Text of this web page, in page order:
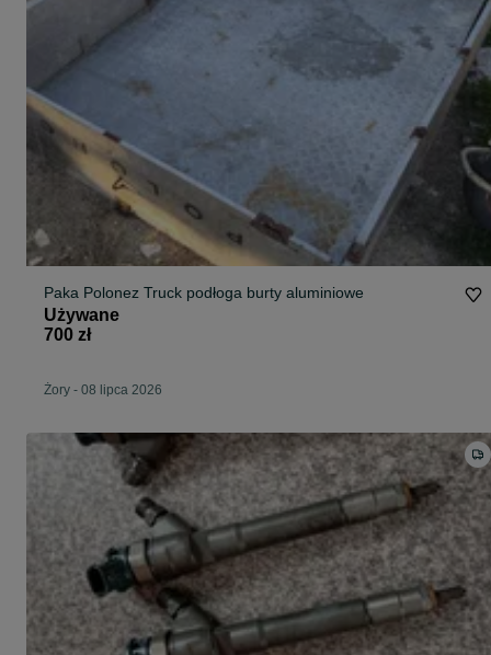
Paka Polonez Truck podłoga burty aluminiowe
Używane
700 zł
Żory - 08 lipca 2026